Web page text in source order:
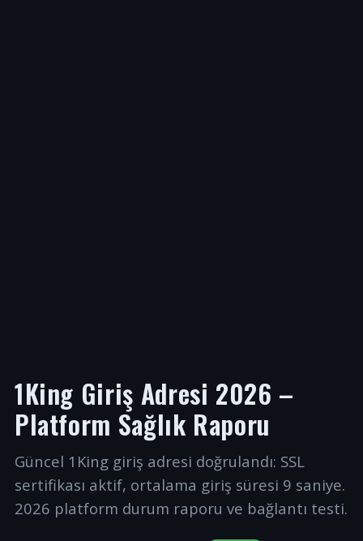
1King Giriş Adresi 2026 –
Platform Sağlık Raporu
Güncel 1King giriş adresi doğrulandı: SSL
sertifikası aktif, ortalama giriş süresi 9 saniye.
2026 platform durum raporu ve bağlantı testi.